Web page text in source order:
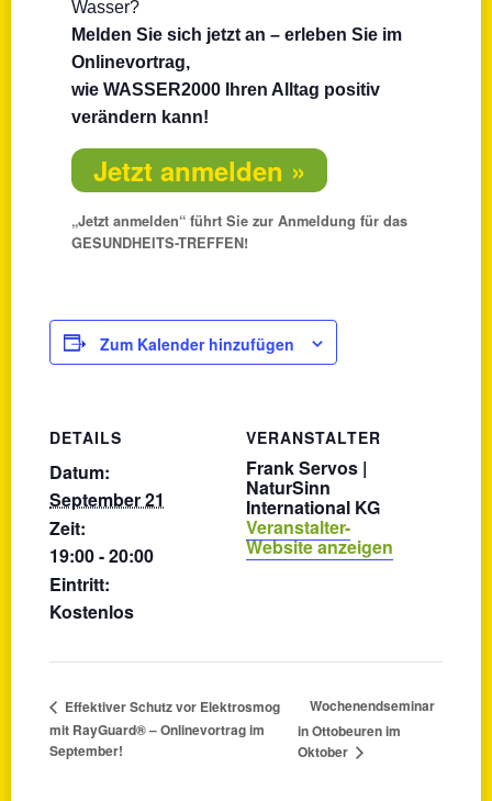
Wasser?
Melden Sie sich jetzt an – erleben Sie im
Onlinevortrag,
wie WASSER2000 Ihren Alltag positiv
verändern kann!
Jetzt anmelden »
„Jetzt anmelden“ führt Sie zur Anmeldung für das
GESUNDHEITS-TREFFEN!
Zum Kalender hinzufügen
DETAILS
Datum:
September 21
Zeit:
19:00 - 20:00
Eintritt:
Kostenlos
VERANSTALTER
Frank Servos |
NaturSinn
International KG
Veranstalter-
Website anzeigen
Effektiver Schutz vor Elektrosmog
mit RayGuard® – Onlinevortrag im
September!
Wochenendseminar
in Ottobeuren im
Oktober